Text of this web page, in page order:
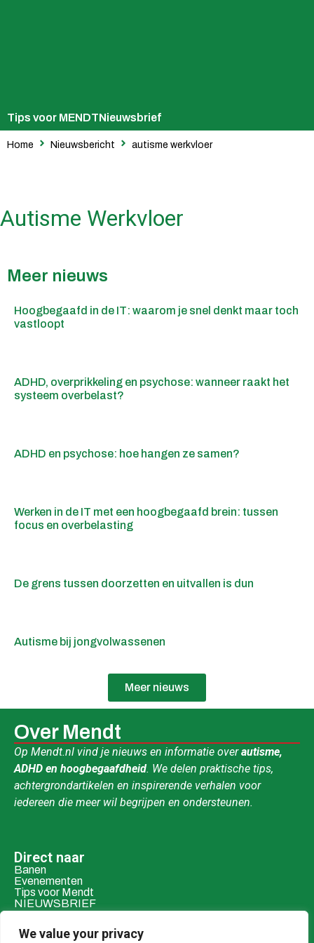
We value your privacy
Tips voor MENDTNieuwsbrief
Home Nieuwsbericht autisme werkvloer
Autisme Werkvloer
Meer nieuws
Hoogbegaafd in de IT: waarom je snel denkt maar toch
vastloopt
ADHD, overprikkeling en psychose: wanneer raakt het
systeem overbelast?
ADHD en psychose: hoe hangen ze samen?
Werken in de IT met een hoogbegaafd brein: tussen
focus en overbelasting
De grens tussen doorzetten en uitvallen is dun
Autisme bij jongvolwassenen
Meer nieuws
Over Mendt
Op Mendt.nl vind je nieuws en informatie overautisme,
ADHD en hoogbegaafdheid. We delen praktische tips,
achtergrondartikelen en inspirerende verhalen voor
iedereen die meer wil begrijpen en ondersteunen.
Direct naar
Banen
Evenementen
Tips voor Mendt
NIEUWSBRIEF
Contact & social